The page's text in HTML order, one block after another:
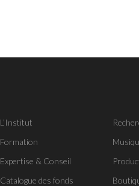
L’Institut
Formation
Expertise & Conseil
Catalogue des fonds